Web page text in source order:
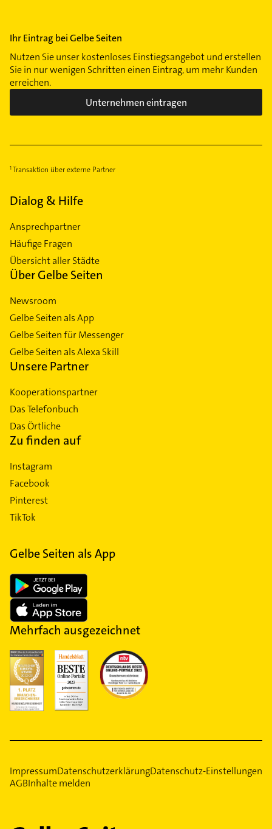
Ihr Eintrag bei Gelbe Seiten
Nutzen Sie unser kostenloses Einstiegsangebot und erstellen
Sie in nur wenigen Schritten einen Eintrag, um mehr Kunden
erreichen.
Unternehmen eintragen
Transaktion über externe Partner
Dialog & Hilfe
Ansprechpartner
Häufige Fragen
Übersicht aller Städte
Über Gelbe Seiten
Newsroom
Gelbe Seiten als App
Gelbe Seiten für Messenger
Gelbe Seiten als Alexa Skill
Unsere Partner
Kooperationspartner
Das Telefonbuch
Das Örtliche
Zu finden auf
Instagram
Facebook
Pinterest
TikTok
Gelbe Seiten als App
Mehrfach ausgezeichnet
ImpressumDatenschutzerklärungDatenschutz-Einstellungen
AGBInhalte melden